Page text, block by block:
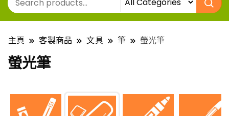
主頁 客製商品 文具 筆 螢光筆
螢光筆